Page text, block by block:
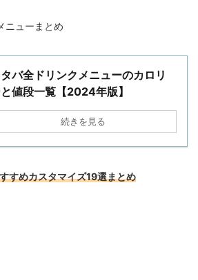
ニューまとめ
バ全ドリンクメニューのカロリ
値段一覧【2024年版】
続きを見る
すめカスタマイズ19選まとめ